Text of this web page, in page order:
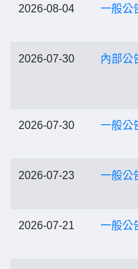
2026-08-04 一般公
2026-07-30 內部公
2026-07-30 一般公
2026-07-23 一般公
2026-07-21 一般公